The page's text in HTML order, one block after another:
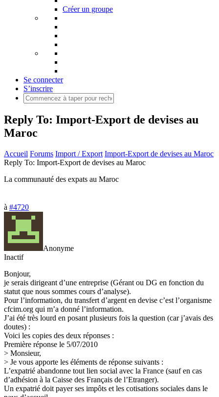
Créer un groupe
Se connecter
S’inscrire
Reply To: Import-Export de devises au
Maroc
Accueil Forums Import / Export Import-Export de devises au Maroc
Reply To: Import-Export de devises au Maroc
La communauté des expats au Maroc
à #4720
Anonyme
Inactif
Bonjour,
je serais dirigeant d’une entreprise (Gérant ou DG en fonction du
statut que nous sommes cours d’analyse).
Pour l’information, du transfert d’argent en devise c’est l’organisme
cfcim.org qui m’a donné l’information.
J’ai été très lourd en posant plusieurs fois la question (car j’avais des
doutes) :
Voici les copies des deux réponses :
Première réponse le 5/07/2010
> Monsieur,
> Je vous apporte les éléments de réponse suivants :
L’expatrié abandonne tout lien social avec la France (sauf en cas
d’adhésion à la Caisse des Français de l’Etranger).
Un expatrié doit payer ses impôts et les cotisations sociales dans le